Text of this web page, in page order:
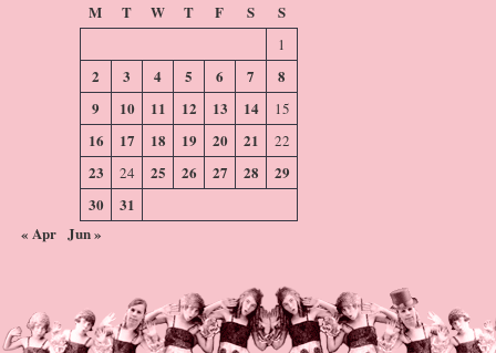
M T W T F S S
1
2 3 4 5 6 7
8
9
10 11 12 13 14 15
16 17 18 19 20 21 22
23 24 25 26 27 28
29
30
31
« Apr Jun »